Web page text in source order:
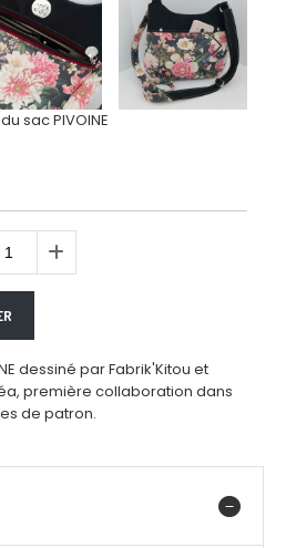
sac PIVOINE
dessiné par Fabrik'Kitou et
première collaboration dans
de patron.